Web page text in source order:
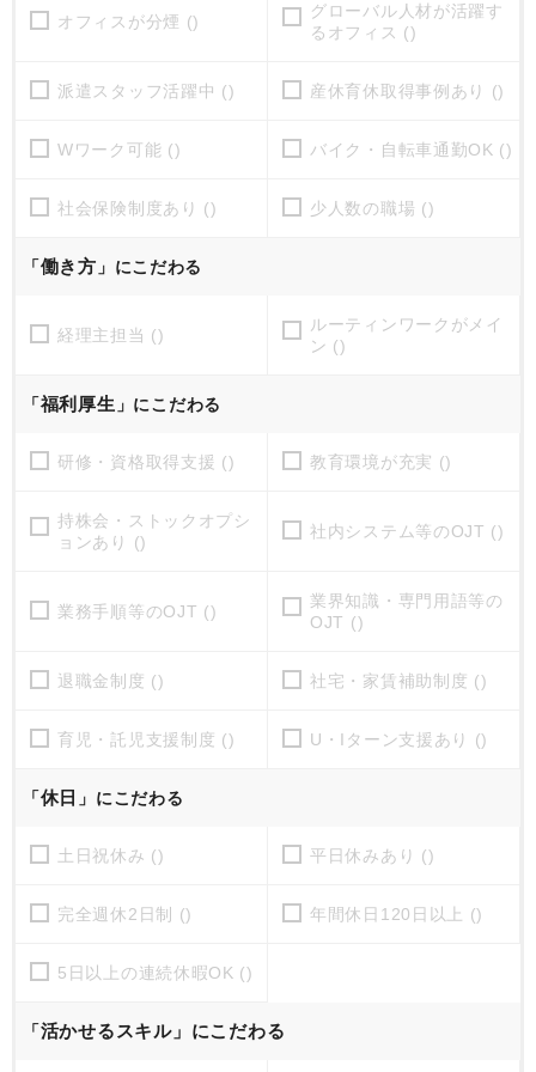
オフィスが分煙 ()
グローバル人材が活躍す
るオフィス ()
派遣スタッフ活躍中 () 産休育休取得事例あり ()
Wワーク可能 () バイク・自転車通勤OK ()
社会保険制度あり () 少人数の職場 ()
「働き方 」にこだわる
経理主担当 ()
ルーティンワークがメイ
ン ()
「福利厚生 」にこだわる
研修・資格取得支援 () 教育環境が充実 ()
持株会・ストックオプシ
ョンあり ()
社内システム等のOJT ()
業務手順等のOJT ()
業界知識・専門用語等の
OJT ()
退職金制度 () 社宅・家賃補助制度 ()
育児・託児支援制度 () U・Iターン支援あり ()
「休日 」にこだわる
土日祝休み () 平日休みあり ()
完全週休2日制 () 年間休日120日以上 ()
5日以上の連続休暇OK ()
「活かせるスキル」にこだわる